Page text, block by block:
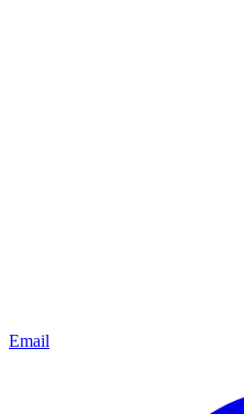
Email